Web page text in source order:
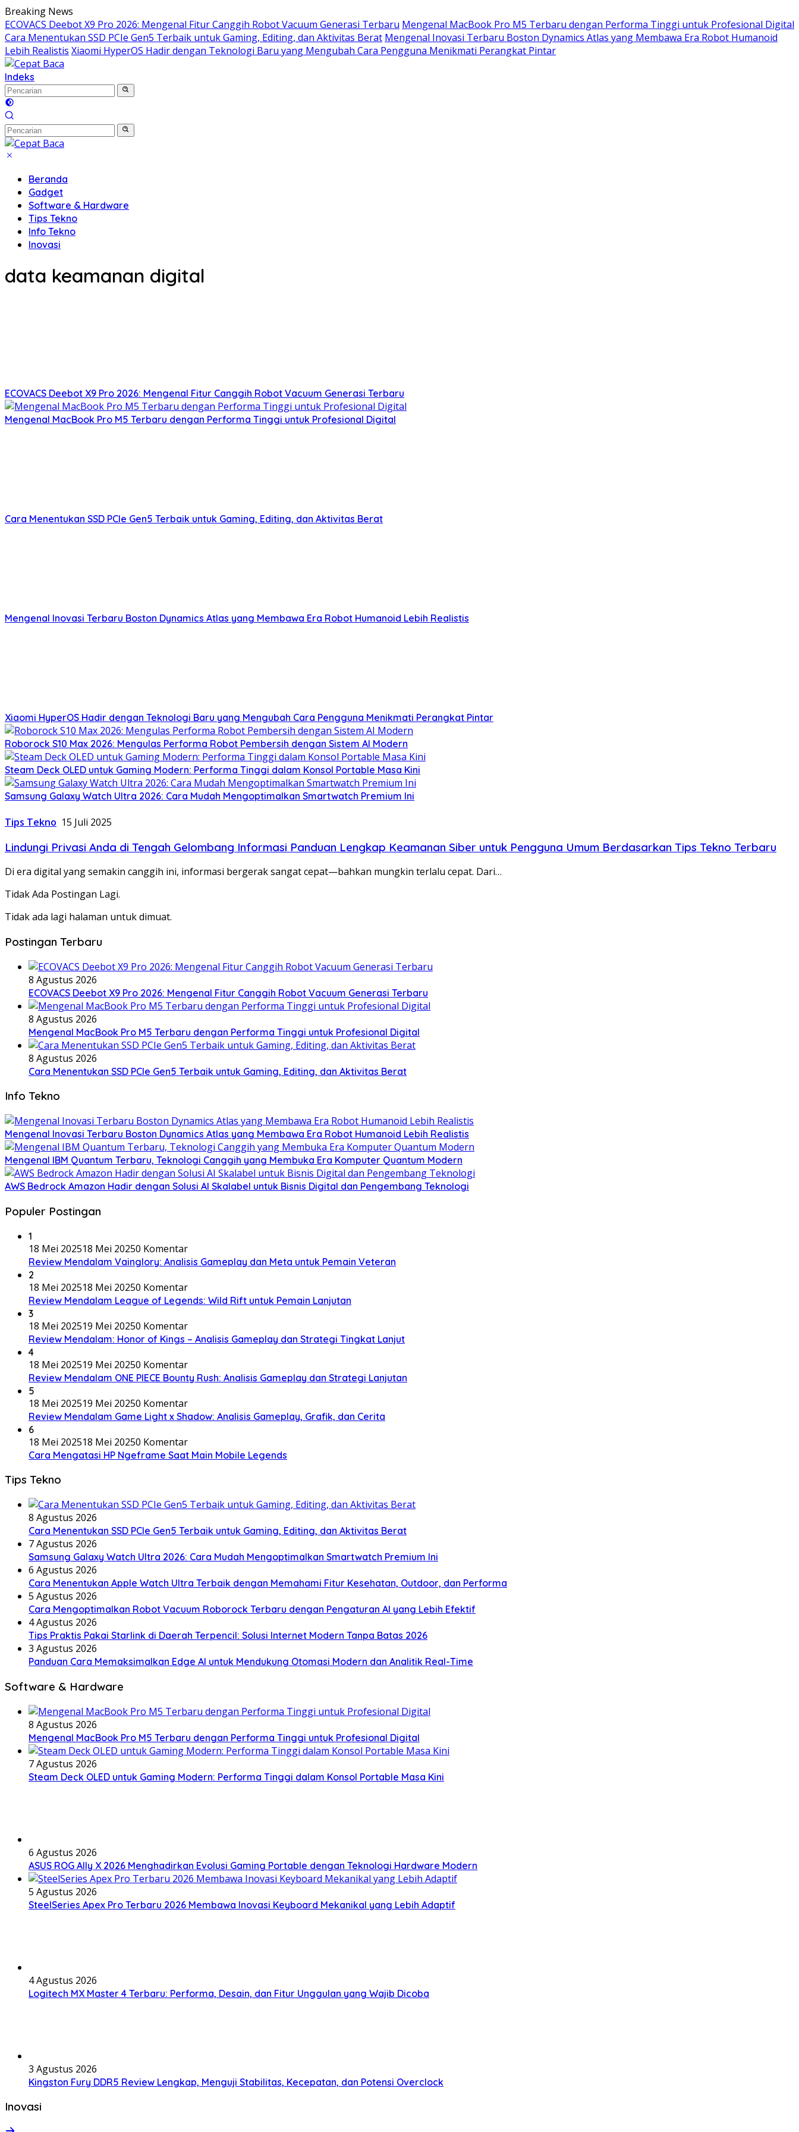
Langsung
ke
konten
Breaking News
ECOVACS Deebot X9 Pro 2026: Mengenal Fitur Canggih Robot Vacuum Generasi Terbaru Mengenal MacBook Pro M5 Terbaru dengan Performa Tinggi untuk Profesional Digital
Cara Menentukan SSD PCIe Gen5 Terbaik untuk Gaming, Editing, dan Aktivitas Berat Mengenal Inovasi Terbaru Boston Dynamics Atlas yang Membawa Era Robot Humanoid
Lebih Realistis Xiaomi HyperOS Hadir dengan Teknologi Baru yang Mengubah Cara Pengguna Menikmati Perangkat Pintar
Indeks
Beranda
Gadget
Software & Hardware
Tips Tekno
Info Tekno
Inovasi
data keamanan digital
ECOVACS Deebot X9 Pro 2026: Mengenal Fitur Canggih Robot Vacuum Generasi Terbaru
Mengenal MacBook Pro M5 Terbaru dengan Performa Tinggi untuk Profesional Digital
Cara Menentukan SSD PCIe Gen5 Terbaik untuk Gaming, Editing, dan Aktivitas Berat
Mengenal Inovasi Terbaru Boston Dynamics Atlas yang Membawa Era Robot Humanoid Lebih Realistis
Xiaomi HyperOS Hadir dengan Teknologi Baru yang Mengubah Cara Pengguna Menikmati Perangkat Pintar
Roborock S10 Max 2026: Mengulas Performa Robot Pembersih dengan Sistem AI Modern
Steam Deck OLED untuk Gaming Modern: Performa Tinggi dalam Konsol Portable Masa Kini
Samsung Galaxy Watch Ultra 2026: Cara Mudah Mengoptimalkan Smartwatch Premium Ini
Tips Tekno 15 Juli 2025
Lindungi Privasi Anda di Tengah Gelombang Informasi Panduan Lengkap Keamanan Siber untuk Pengguna Umum Berdasarkan Tips Tekno Terbaru
Di era digital yang semakin canggih ini, informasi bergerak sangat cepat—bahkan mungkin terlalu cepat. Dari…
Tidak Ada Postingan Lagi.
Tidak ada lagi halaman untuk dimuat.
Postingan Terbaru
8 Agustus 2026
ECOVACS Deebot X9 Pro 2026: Mengenal Fitur Canggih Robot Vacuum Generasi Terbaru
8 Agustus 2026
Mengenal MacBook Pro M5 Terbaru dengan Performa Tinggi untuk Profesional Digital
8 Agustus 2026
Cara Menentukan SSD PCIe Gen5 Terbaik untuk Gaming, Editing, dan Aktivitas Berat
Info Tekno
Mengenal Inovasi Terbaru Boston Dynamics Atlas yang Membawa Era Robot Humanoid Lebih Realistis
Mengenal IBM Quantum Terbaru, Teknologi Canggih yang Membuka Era Komputer Quantum Modern
AWS Bedrock Amazon Hadir dengan Solusi AI Skalabel untuk Bisnis Digital dan Pengembang Teknologi
Populer Postingan
1
18 Mei 202518 Mei 20250 Komentar
Review Mendalam Vainglory: Analisis Gameplay dan Meta untuk Pemain Veteran
2
18 Mei 202518 Mei 20250 Komentar
Review Mendalam League of Legends: Wild Rift untuk Pemain Lanjutan
3
18 Mei 202519 Mei 20250 Komentar
Review Mendalam: Honor of Kings – Analisis Gameplay dan Strategi Tingkat Lanjut
4
18 Mei 202519 Mei 20250 Komentar
Review Mendalam ONE PIECE Bounty Rush: Analisis Gameplay dan Strategi Lanjutan
5
18 Mei 202519 Mei 20250 Komentar
Review Mendalam Game Light x Shadow: Analisis Gameplay, Grafik, dan Cerita
6
18 Mei 202518 Mei 20250 Komentar
Cara Mengatasi HP Ngeframe Saat Main Mobile Legends
Tips Tekno
8 Agustus 2026
Cara Menentukan SSD PCIe Gen5 Terbaik untuk Gaming, Editing, dan Aktivitas Berat
7 Agustus 2026
Samsung Galaxy Watch Ultra 2026: Cara Mudah Mengoptimalkan Smartwatch Premium Ini
6 Agustus 2026
Cara Menentukan Apple Watch Ultra Terbaik dengan Memahami Fitur Kesehatan, Outdoor, dan Performa
5 Agustus 2026
Cara Mengoptimalkan Robot Vacuum Roborock Terbaru dengan Pengaturan AI yang Lebih Efektif
4 Agustus 2026
Tips Praktis Pakai Starlink di Daerah Terpencil: Solusi Internet Modern Tanpa Batas 2026
3 Agustus 2026
Panduan Cara Memaksimalkan Edge AI untuk Mendukung Otomasi Modern dan Analitik Real-Time
Software & Hardware
8 Agustus 2026
Mengenal MacBook Pro M5 Terbaru dengan Performa Tinggi untuk Profesional Digital
7 Agustus 2026
Steam Deck OLED untuk Gaming Modern: Performa Tinggi dalam Konsol Portable Masa Kini
6 Agustus 2026
ASUS ROG Ally X 2026 Menghadirkan Evolusi Gaming Portable dengan Teknologi Hardware Modern
5 Agustus 2026
SteelSeries Apex Pro Terbaru 2026 Membawa Inovasi Keyboard Mekanikal yang Lebih Adaptif
4 Agustus 2026
Logitech MX Master 4 Terbaru: Performa, Desain, dan Fitur Unggulan yang Wajib Dicoba
3 Agustus 2026
Kingston Fury DDR5 Review Lengkap, Menguji Stabilitas, Kecepatan, dan Potensi Overclock
Inovasi